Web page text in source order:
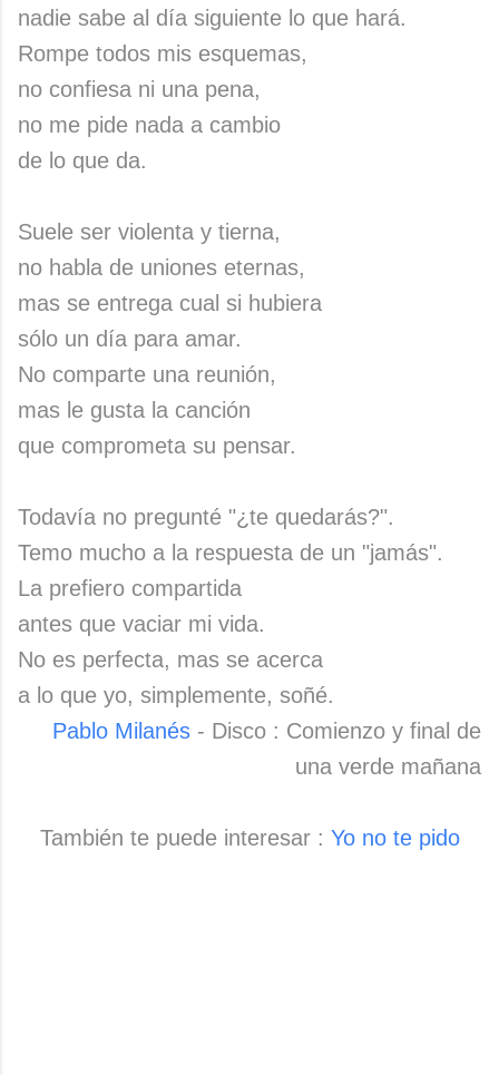
nadie sabe al día siguiente lo que hará.
Rompe todos mis esquemas,
no confiesa ni una pena,
no me pide nada a cambio
de lo que da.
Suele ser violenta y tierna,
no habla de uniones eternas,
mas se entrega cual si hubiera
sólo un día para amar.
No comparte una reunión,
mas le gusta la canción
que comprometa su pensar.
Todavía no pregunté "¿te quedarás?".
Temo mucho a la respuesta de un "jamás".
La prefiero compartida
antes que vaciar mi vida.
No es perfecta, mas se acerca
a lo que yo, simplemente, soñé.
Pablo Milanés - Disco : Comienzo y final de
una verde mañana
También te puede interesar : Yo no te pido